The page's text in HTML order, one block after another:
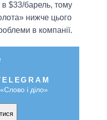
в $33/барель, тому
нижче цього
в компанії.
і діло»